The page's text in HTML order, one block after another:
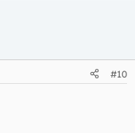
#10